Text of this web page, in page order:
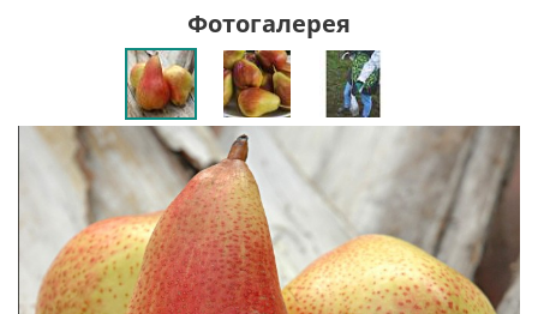
Фотогалерея